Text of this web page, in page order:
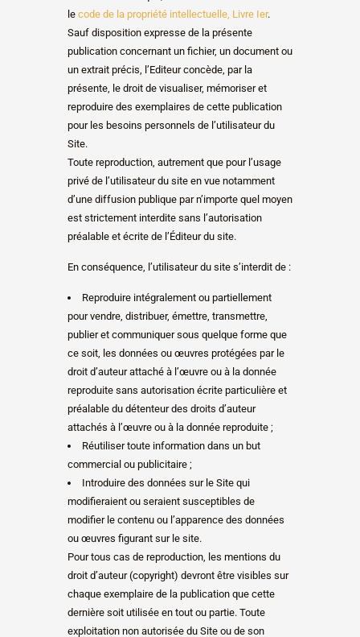
le code de la propriété intellectuelle, Livre Ier.
Sauf disposition expresse de la présente
publication concernant un fichier, un document ou
un extrait précis, l’Editeur concède, par la
présente, le droit de visualiser, mémoriser et
reproduire des exemplaires de cette publication
pour les besoins personnels de l’utilisateur du
Site.
Toute reproduction, autrement que pour l’usage
privé de l’utilisateur du site en vue notamment
d’une diffusion publique par n’importe quel moyen
est strictement interdite sans l’autorisation
préalable et écrite de l’Éditeur du site.
En conséquence, l’utilisateur du site s’interdit de :
Reproduire intégralement ou partiellement
pour vendre, distribuer, émettre, transmettre,
publier et communiquer sous quelque forme que
ce soit, les données ou œuvres protégées par le
droit d’auteur attaché à l’œuvre ou à la donnée
reproduite sans autorisation écrite particulière et
préalable du détenteur des droits d’auteur
attachés à l’œuvre ou à la donnée reproduite ;
Réutiliser toute information dans un but
commercial ou publicitaire ;
Introduire des données sur le Site qui
modifieraient ou seraient susceptibles de
modifier le contenu ou l’apparence des données
ou œuvres figurant sur le site.
Pour tous cas de reproduction, les mentions du
droit d’auteur (copyright) devront être visibles sur
chaque exemplaire de la publication que cette
dernière soit utilisée en tout ou partie. Toute
exploitation non autorisée du Site ou de son